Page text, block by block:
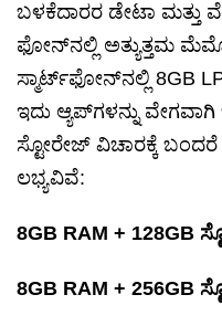
ಬಳಕೆದಾರರ ಡೇಟಾ ಮತ್ತು
ಫೋನ್‌ನಲ್ಲಿ ಅತ್ಯುತ್ತಮ
ಸ್ಮಾರ್ಟ್‌ಫೋನ್‌ನಲ್ಲಿ 8GB
ಇದು ಆ್ಯಪ್‌ಗಳನ್ನು
ಸ್ಟೋರೇಜ್ ವಿಚಾರಕ್ಕೆ
ಲಭ್ಯವಿವೆ:
8GB RAM + 128GB
8GB RAM + 256GB